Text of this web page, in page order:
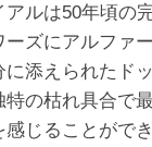
ルは50年頃の
ズにアルファ
添えられたド
の枯れ具合で
じることがで